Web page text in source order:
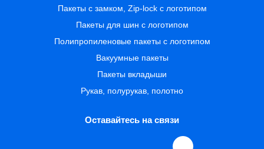
Пакеты с замком, Zip-lock с логотипом
Пакеты для шин с логотипом
Полипропиленовые пакеты с логотипом
Вакуумные пакеты
Пакеты вкладыши
Рукав, полурукав, полотно
Оставайтесь на связи